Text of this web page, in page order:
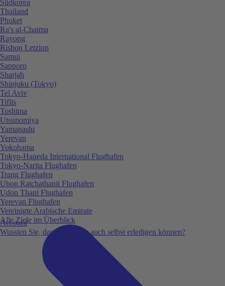
Account
Wussten Sie, dass Sie vieles auch selbst erledigen können?
Südkorea
Thailand
Phuket
Ra's al-Chaima
Rayong
Rishon Letzion
Samui
Sapporo
Sharjah
Shinjuku (Tokyo)
Tel Aviv
Tiflis
Toshima
Utsunomiya
Yamanashi
Yerevan
Yokohama
Tokyo-Haneda International Flughafen
Tokyo-Narita Flughafen
Trang Flughafen
Ubon Ratchathanii Flughafen
Udon Thani Flughafen
Yerevan Flughafen
Vereinigte Arabische Emirate
Alle Ziele im Überblick